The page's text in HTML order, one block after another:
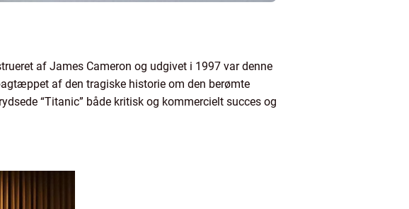
af James Cameron og udgivet i 1997 var denne
af den tragiske historie om den berømte
“Titanic” både kritisk og kommercielt succes og